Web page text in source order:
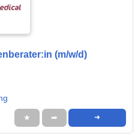
(m/w/d)
★ ➦ ➜